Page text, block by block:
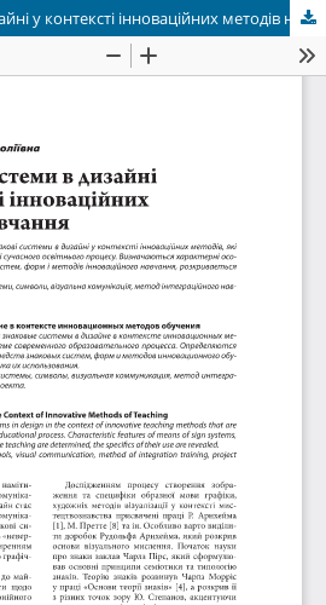
Знакові системи в дизайні у контексті інноваційних методів навчання